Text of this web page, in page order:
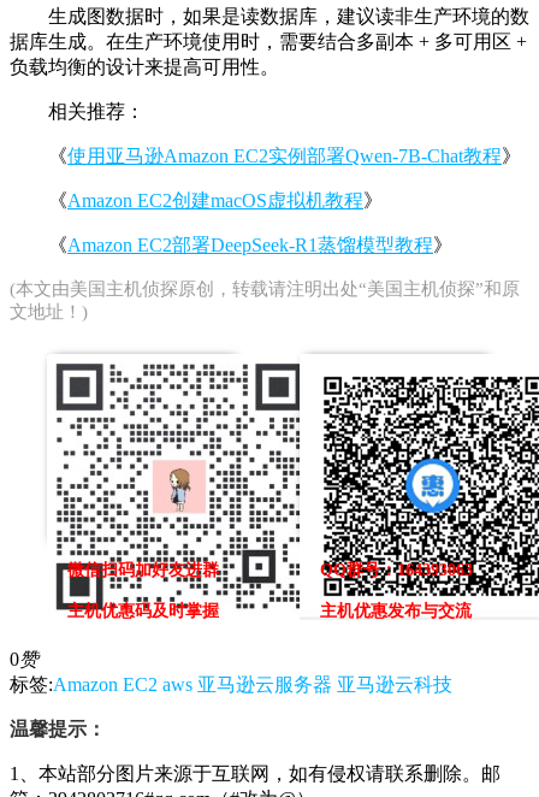
生成图数据时，如果是读数据库，建议读非生产环境的数
据库生成。在生产环境使用时，需要结合多副本 + 多可用区 +
负载均衡的设计来提高可用性。
相关推荐：
《使用亚马逊Amazon EC2实例部署Qwen-7B-Chat教程》
《Amazon EC2创建macOS虚拟机教程》
《Amazon EC2部署DeepSeek-R1蒸馏模型教程》
(本文由美国主机侦探原创，转载请注明出处“美国主机侦探”和原
文地址！)
微信扫码加好友进群
主机优惠码及时掌握
QQ群号：164393063
主机优惠发布与交流
0赞
标签:Amazon EC2 aws 亚马逊云服务器 亚马逊云科技
温馨提示：
1、本站部分图片来源于互联网，如有侵权请联系删除。邮